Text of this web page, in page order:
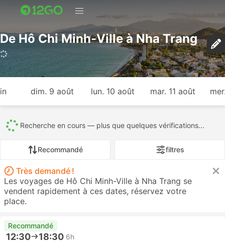
De Hô Chi Minh-Ville à Nha Trang
404 voyages (USD 11 – USD 588)
dim. 9 août lun. 10 août mar. 11 août
Tout404 332 14 31 24
Recommandé filtres
Très demandé !
Les voyages de Hô Chi Minh-Ville à Nha Trang se
vendent rapidement à ces dates, réservez votre
place.
Recommandé
12:30 18:30 6h